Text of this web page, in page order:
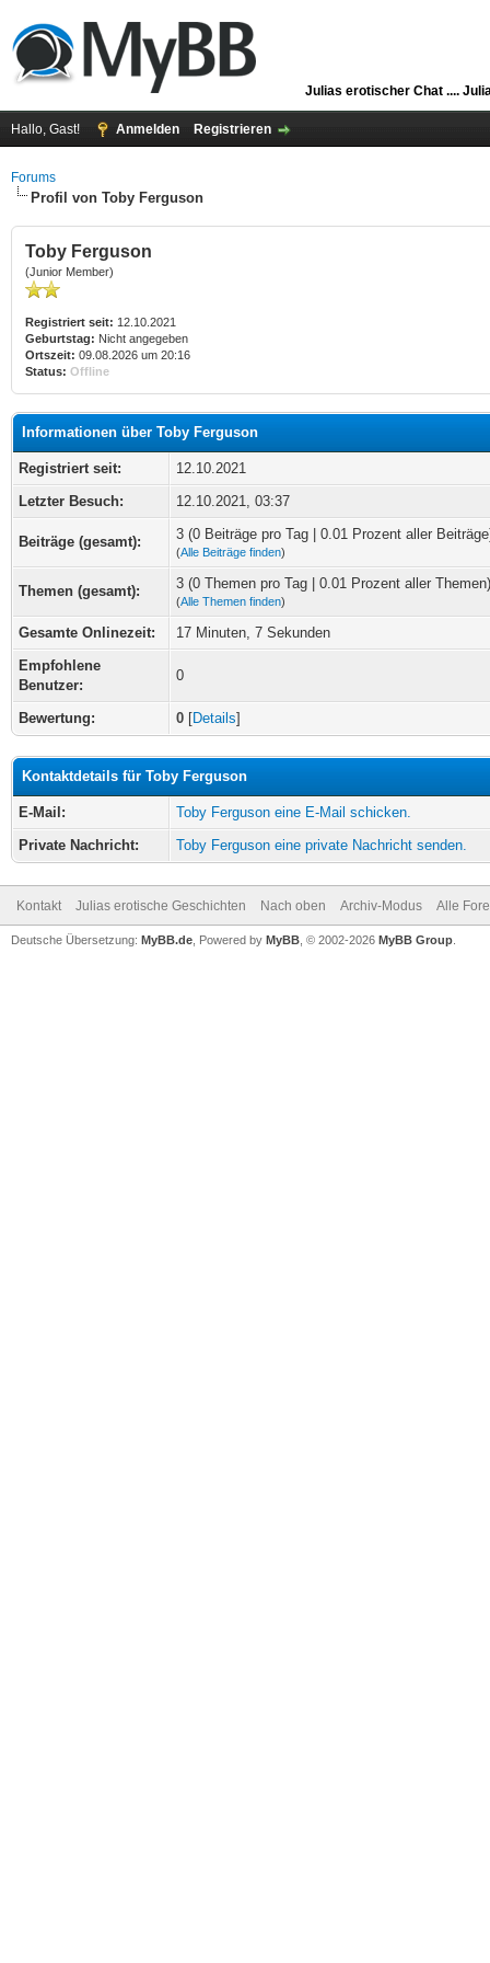
Julias erotischer Chat ....
Hallo, Gast! Anmelden Registrieren
Forums
Profil von Toby Ferguson
Toby Ferguson
(Junior Member)
Registriert seit: 12.10.2021
Geburtstag: Nicht angegeben
Ortszeit: 09.08.2026 um 20:16
Status: Offline
Informationen über Toby Ferguson
Registriert seit:
12.10.2021
Letzter Besuch:
12.10.2021, 03:37
Beiträge (gesamt): 3 (0 Beiträge pro Tag | 0.01 Prozent aller
(Alle Beiträge finden)
Themen (gesamt): 3 (0 Themen pro Tag | 0.01 Prozent aller Themen)
(Alle Themen finden)
Gesamte Onlinezeit:
17 Minuten, 7 Sekunden
Empfohlene
Benutzer:
0
Bewertung: 0 [Details]
Kontaktdetails für Toby Ferguson
E-Mail:
Toby Ferguson eine E-Mail schicken.
Private Nachricht:
Toby Ferguson eine private Nachricht senden.
Kontakt Julias erotische Geschichten Nach oben Archiv-Modus Alle
Deutsche Übersetzung: MyBB.de , Powered by MyBB , © 2002-2026 MyBB Group